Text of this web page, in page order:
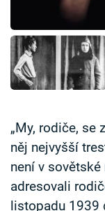
Sledujte
Přihlášení
Sledujte nás
„My, rodiče, se
něj nejvyšší
není v
adresovali
listopadu 1939